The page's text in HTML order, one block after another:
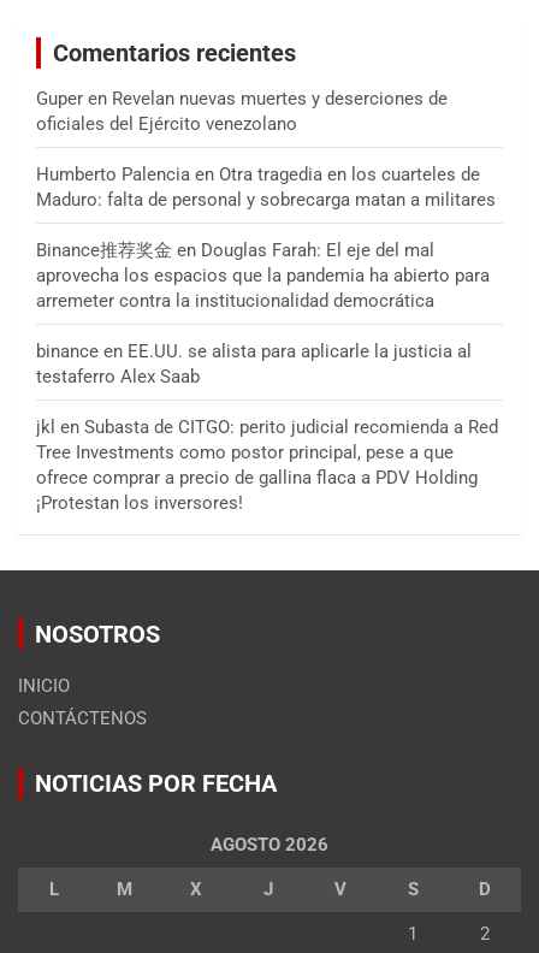
Comentarios recientes
Guper en Revelan nuevas muertes y deserciones de
oficiales del Ejército venezolano
Humberto Palencia en Otra tragedia en los cuarteles de
Maduro: falta de personal y sobrecarga matan a militares
Binance推荐奖金 en Douglas Farah: El eje del mal
aprovecha los espacios que la pandemia ha abierto para
arremeter contra la institucionalidad democrática
binance en EE.UU. se alista para aplicarle la justicia al
testaferro Alex Saab
jkl en Subasta de CITGO: perito judicial recomienda a Red
Tree Investments como postor principal, pese a que
ofrece comprar a precio de gallina flaca a PDV Holding
¡Protestan los inversores!
NOSOTROS
INICIO
CONTÁCTENOS
NOTICIAS POR FECHA
AGOSTO 2026
L M X J V S D
1 2